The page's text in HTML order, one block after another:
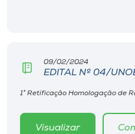
09/02/2024
EDITAL Nº 04/
1° Retificação Homologação de
Visualizar